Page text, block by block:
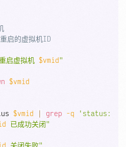
启的虚拟机ID
启虚拟机 $vmid"
$vmid
$vmid | grep -q
'status:
已成功关闭"